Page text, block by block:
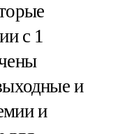
с 1
и
и